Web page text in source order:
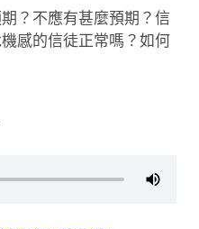
？不應有甚麼預期？信
感的信徒正常嗎？如何